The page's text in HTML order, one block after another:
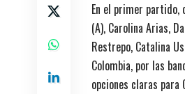
En el primer partido,
(A), Carolina Arias,
Restrepo, Catalina
Colombia, por las
opciones claras